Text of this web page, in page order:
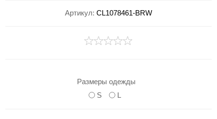
Артикул: CL1078461-BRW
Размеры одежды
S
L